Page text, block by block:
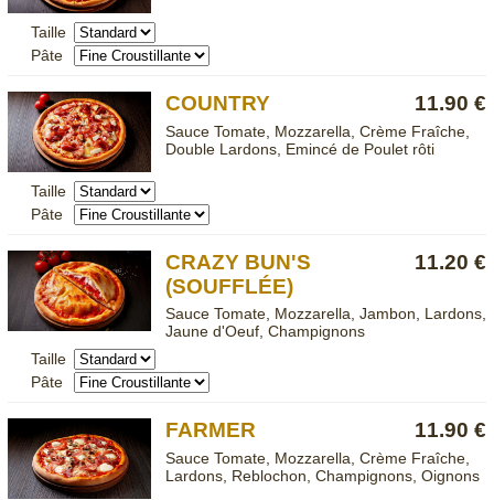
Taille
Pâte
11.90 €
COUNTRY
Sauce Tomate, Mozzarella, Crème Fraîche,
Double Lardons, Emincé de Poulet rôti
Taille
Pâte
11.20 €
CRAZY BUN'S
(SOUFFLÉE)
Sauce Tomate, Mozzarella, Jambon, Lardons,
Jaune d'Oeuf, Champignons
Taille
Pâte
11.90 €
FARMER
Sauce Tomate, Mozzarella, Crème Fraîche,
Lardons, Reblochon, Champignons, Oignons